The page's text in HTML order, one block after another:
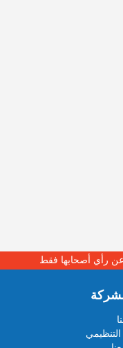
عن رأي أصحابها فقط
التنظيمي